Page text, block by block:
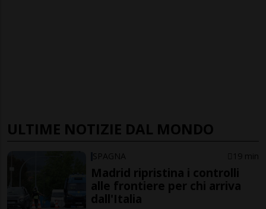
ULTIME NOTIZIE DAL MONDO
SPAGNA 19 min
Madrid ripristina i controlli
alle frontiere per chi arriva
dall'Italia